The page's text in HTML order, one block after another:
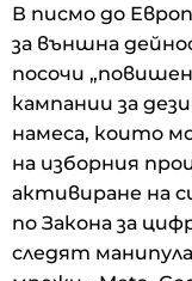
В писмо до
за външна
посочи
кампании за
намеса, които
на изборния
активиране на
по Закона за
следят